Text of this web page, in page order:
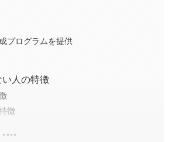
プログラムを提供
人の特徴
徴